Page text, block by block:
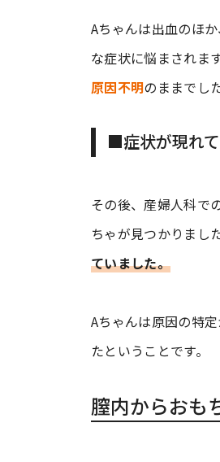
Aちゃんは出血のほ
な症状に悩まされま
原因不明のままでした
■症状が現れ
その後、産婦人科で
ちゃが見つかりまし
ていました。
Aちゃんは原因の特
たということです。
膣内からおも